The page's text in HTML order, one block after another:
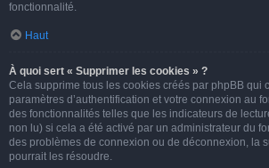
fonctionnalité.
Haut
À quoi sert « Supprimer les cookies » ?
Cela supprime tous les cookies créés par phpBB qui
paramètres d’authentification et votre connexion au
des fonctionnalités telles que les indicateurs de
non lu) si cela a été activé par un administrateur du
des problèmes de connexion ou de déconnexion, la
pourrait les résoudre.